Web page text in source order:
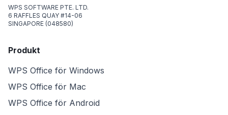
WPS SOFTWARE PTE. LTD.
6 RAFFLES QUAY #14-06
SINGAPORE (048580)
Produkt
WPS Office för Windows
WPS Office för Mac
WPS Office för Android